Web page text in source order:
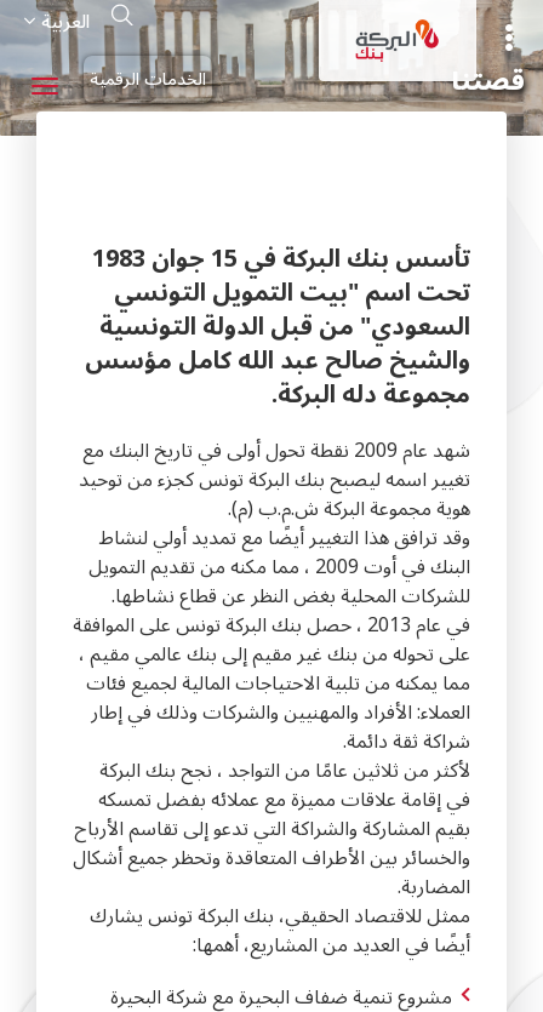
تجاوز
المحتوى
الرئيسي
العربية
Search
الخدمات الرقمية قصتنا
تأسس بنك البركة في 15 جوان 1983
تحت اسم "بيت التمويل التونسي
السعودي" من قبل الدولة التونسية
والشيخ صالح عبد الله كامل مؤسس
مجموعة دله البركة.
شهد عام 2009 نقطة تحول أولى في تاريخ البنك مع
تغيير اسمه ليصبح بنك البركة تونس كجزء من توحيد
هوية مجموعة البركة ش.م.ب (م).
وقد ترافق هذا التغيير أيضًا مع تمديد أولي لنشاط
البنك في أوت 2009 ، مما مكنه من تقديم التمويل
للشركات المحلية بغض النظر عن قطاع نشاطها.
في عام 2013 ، حصل بنك البركة تونس على الموافقة
على تحوله من بنك غير مقيم إلى بنك عالمي مقيم ،
مما يمكنه من تلبية الاحتياجات المالية لجميع فئات
العملاء: الأفراد والمهنيين والشركات وذلك في إطار
شراكة ثقة دائمة.
لأكثر من ثلاثين عامًا من التواجد ، نجح بنك البركة
في إقامة علاقات مميزة مع عملائه بفضل تمسكه
بقيم المشاركة والشراكة التي تدعو إلى تقاسم الأرباح
والخسائر بين الأطراف المتعاقدة وتحظر جميع أشكال
المضاربة.
ممثل للاقتصاد الحقيقي، بنك البركة تونس يشارك
أيضًا في العديد من المشاريع، أهمها:
مشروع تنمية ضفاف البحيرة مع شركة البحيرة